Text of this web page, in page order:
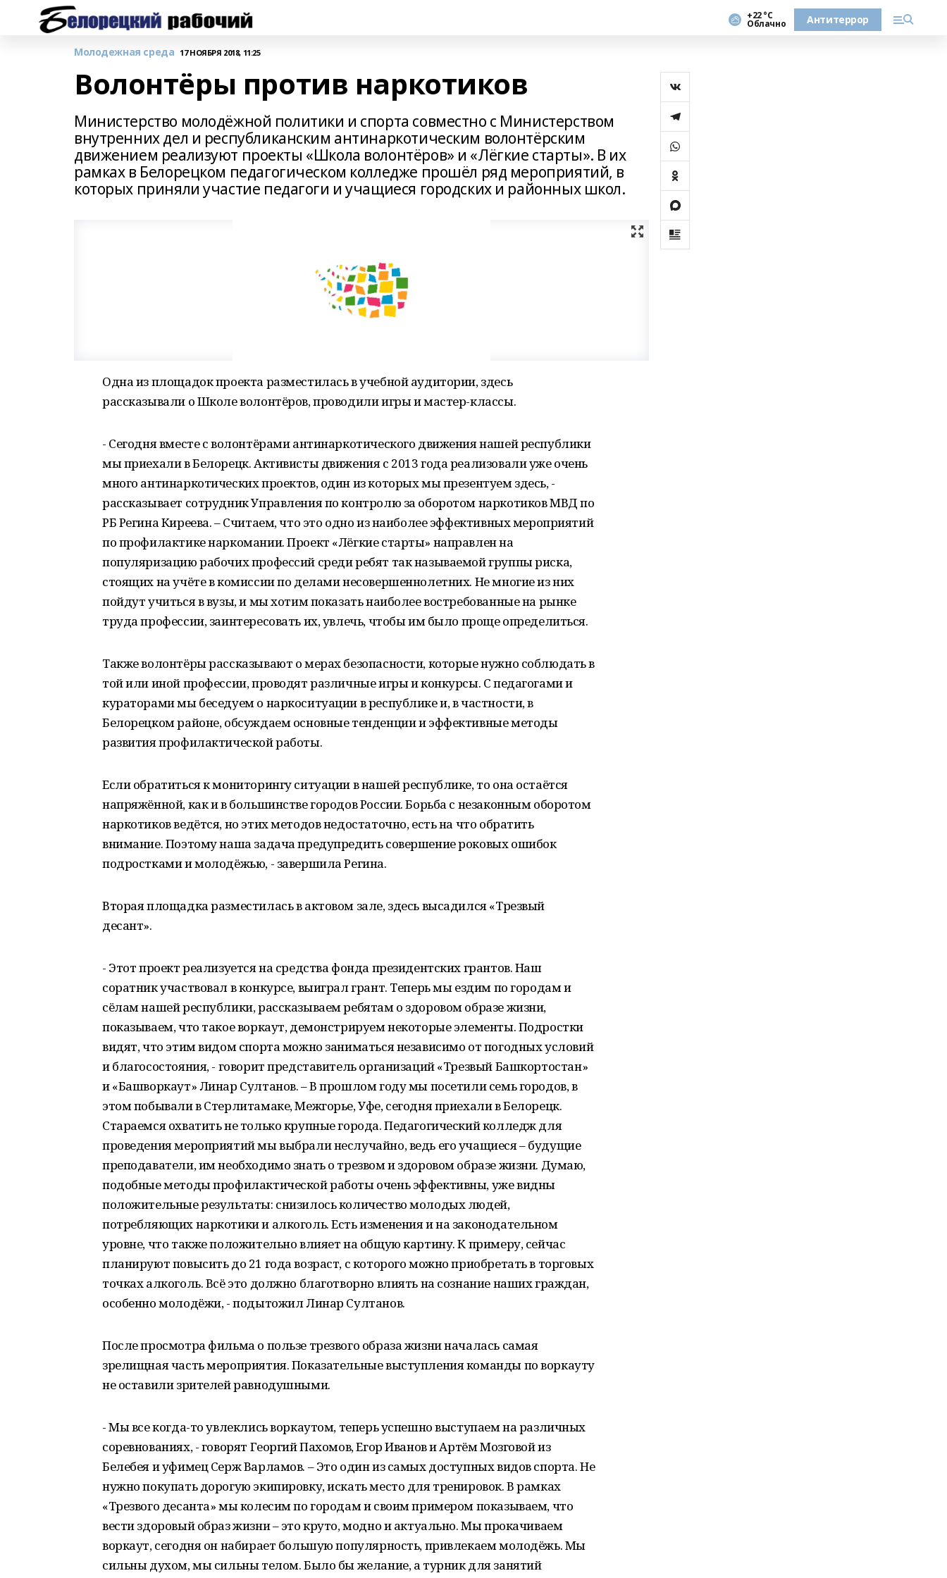
+22 °С
Облачно Антитеррор
Молодежная среда 17 НОЯБРЯ 2018, 11:25
Волонтёры против наркотиков
Министерство молодёжной политики и спорта совместно с Министерством
внутренних дел и республиканским антинаркотическим волонтёрским
движением реализуют проекты «Школа волонтёров» и «Лёгкие старты». В их
рамках в Белорецком педагогическом колледже прошёл ряд мероприятий, в
которых приняли участие педагоги и учащиеся городских и районных школ.
Одна из площадок проекта разместилась в учебной аудитории, здесь
рассказывали о Школе волонтёров, проводили игры и мастер-классы.
- Сегодня вместе с волонтёрами антинаркотического движения нашей республики
мы приехали в Белорецк. Активисты движения с 2013 года реализовали уже очень
много антинаркотических проектов, один из которых мы презентуем здесь, -
рассказывает сотрудник Управления по контролю за оборотом наркотиков МВД по
РБ Регина Киреева. – Считаем, что это одно из наиболее эффективных мероприятий
по профилактике наркомании. Проект «Лёгкие старты» направлен на
популяризацию рабочих профессий среди ребят так называемой группы риска,
стоящих на учёте в комиссии по делами несовершеннолетних. Не многие из них
пойдут учиться в вузы, и мы хотим показать наиболее востребованные на рынке
труда профессии, заинтересовать их, увлечь, чтобы им было проще определиться.
Также волонтёры рассказывают о мерах безопасности, которые нужно соблюдать в
той или иной профессии, проводят различные игры и конкурсы. С педагогами и
кураторами мы беседуем о наркоситуации в республике и, в частности, в
Белорецком районе, обсуждаем основные тенденции и эффективные методы
развития профилактической работы.
Если обратиться к мониторингу ситуации в нашей республике, то она остаётся
напряжённой, как и в большинстве городов России. Борьба с незаконным оборотом
наркотиков ведётся, но этих методов недостаточно, есть на что обратить
внимание. Поэтому наша задача предупредить совершение роковых ошибок
подростками и молодёжью, - завершила Регина.
Вторая площадка разместилась в актовом зале, здесь высадился «Трезвый
десант».
- Этот проект реализуется на средства фонда президентских грантов. Наш
соратник участвовал в конкурсе, выиграл грант. Теперь мы ездим по городам и
сёлам нашей республики, рассказываем ребятам о здоровом образе жизни,
показываем, что такое воркаут, демонстрируем некоторые элементы. Подростки
видят, что этим видом спорта можно заниматься независимо от погодных условий
и благосостояния, - говорит представитель организаций «Трезвый Башкортостан»
и «Башворкаут» Линар Султанов. – В прошлом году мы посетили семь городов, в
этом побывали в Стерлитамаке, Межгорье, Уфе, сегодня приехали в Белорецк.
Стараемся охватить не только крупные города. Педагогический колледж для
проведения мероприятий мы выбрали неслучайно, ведь его учащиеся – будущие
преподаватели, им необходимо знать о трезвом и здоровом образе жизни. Думаю,
подобные методы профилактической работы очень эффективны, уже видны
положительные результаты: снизилось количество молодых людей,
потребляющих наркотики и алкоголь. Есть изменения и на законодательном
уровне, что также положительно влияет на общую картину. К примеру, сейчас
планируют повысить до 21 года возраст, с которого можно приобретать в торговых
точках алкоголь. Всё это должно благотворно влиять на сознание наших граждан,
особенно молодёжи, - подытожил Линар Султанов.
После просмотра фильма о пользе трезвого образа жизни началась самая
зрелищная часть мероприятия. Показательные выступления команды по воркауту
не оставили зрителей равнодушными.
- Мы все когда-то увлеклись воркаутом, теперь успешно выступаем на различных
соревнованиях, - говорят Георгий Пахомов, Егор Иванов и Артём Мозговой из
Белебея и уфимец Серж Варламов. – Это один из самых доступных видов спорта. Не
нужно покупать дорогую экипировку, искать место для тренировок. В рамках
«Трезвого десанта» мы колесим по городам и своим примером показываем, что
вести здоровый образ жизни – это круто, модно и актуально. Мы прокачиваем
воркаут, сегодня он набирает большую популярность, привлекаем молодёжь. Мы
сильны духом, мы сильны телом. Было бы желание, а турник для занятий